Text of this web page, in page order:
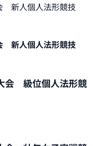
新人個人法形競技
新人個人法形競技
会 級位個人法形競